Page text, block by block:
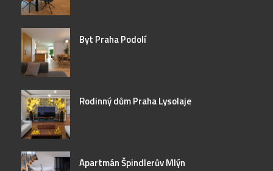
Byt Praha Podolí
Rodinný dům Praha Lysolaje
Apartmán Špindlerův Mlýn